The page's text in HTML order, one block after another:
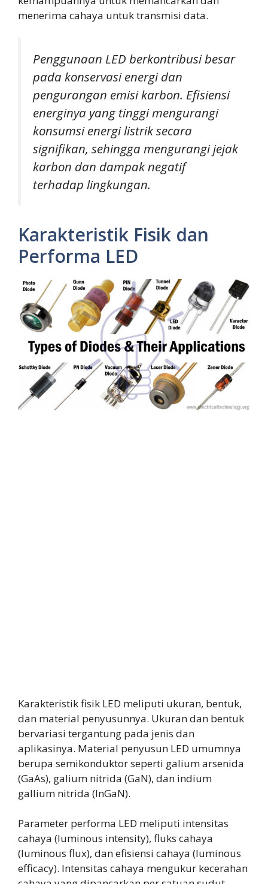
menerima cahaya untuk transmisi data.
Penggunaan LED berkontribusi besar
pada konservasi energi dan
pengurangan emisi karbon. Efisiensi
energinya yang tinggi mengurangi
konsumsi energi listrik secara
signifikan, sehingga mengurangi jejak
karbon dan dampak negatif
terhadap lingkungan.
Karakteristik Fisik dan
Performa LED
Karakteristik fisik LED meliputi ukuran, bentuk,
dan material penyusunnya. Ukuran dan bentuk
bervariasi tergantung pada jenis dan
aplikasinya. Material penyusun LED umumnya
berupa semikonduktor seperti galium arsenida
(GaAs), galium nitrida (GaN), dan indium
gallium nitrida (InGaN).
Parameter performa LED meliputi intensitas
cahaya (luminous intensity), fluks cahaya
(luminous flux), dan efisiensi cahaya (luminous
efficacy). Intensitas cahaya mengukur kecerahan